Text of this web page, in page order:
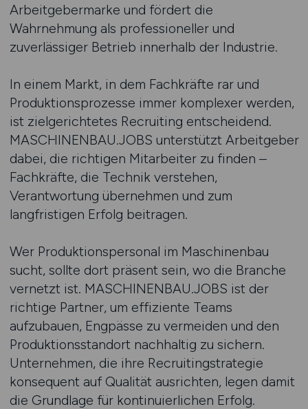
Arbeitgebermarke und fördert die
Wahrnehmung als professioneller und
zuverlässiger Betrieb innerhalb der Industrie.
In einem Markt, in dem Fachkräfte rar und
Produktionsprozesse immer komplexer werden,
ist zielgerichtetes Recruiting entscheidend.
MASCHINENBAU.JOBS unterstützt Arbeitgeber
dabei, die richtigen Mitarbeiter zu finden –
Fachkräfte, die Technik verstehen,
Verantwortung übernehmen und zum
langfristigen Erfolg beitragen.
Wer Produktionspersonal im Maschinenbau
sucht, sollte dort präsent sein, wo die Branche
vernetzt ist. MASCHINENBAU.JOBS ist der
richtige Partner, um effiziente Teams
aufzubauen, Engpässe zu vermeiden und den
Produktionsstandort nachhaltig zu sichern.
Unternehmen, die ihre Recruitingstrategie
konsequent auf Qualität ausrichten, legen damit
die Grundlage für kontinuierlichen Erfolg.